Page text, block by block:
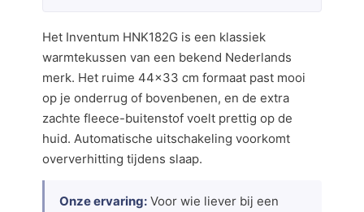
Het Inventum HNK182G is een klassiek
warmtekussen van een bekend Nederlands
merk. Het ruime 44×33 cm formaat past mooi
op je onderrug of bovenbenen, en de extra
zachte fleece-buitenstof voelt prettig op de
huid. Automatische uitschakeling voorkomt
oververhitting tijdens slaap.
Onze ervaring: Voor wie liever bij een